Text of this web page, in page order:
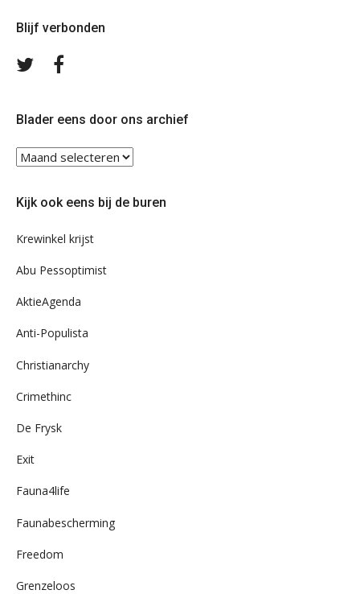
Blijf verbonden
Volg
Blader eens door ons archief
Blader
eens
ons
Kijk ook eens bij de buren
Krewinkel krijst
Abu Pessoptimist
AktieAgenda
Anti-Populista
Christianarchy
Crimethinc
De Frysk
Exit
Fauna4life
Faunabescherming
Freedom
Grenzeloos